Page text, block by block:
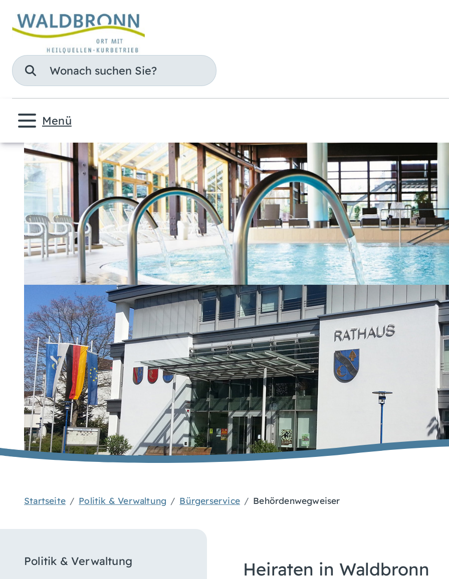
Suche
Menü
Startseite Politik & Verwaltung Bürgerservice Behördenwegweiser
Politik & Verwaltung Heiraten in Waldbronn